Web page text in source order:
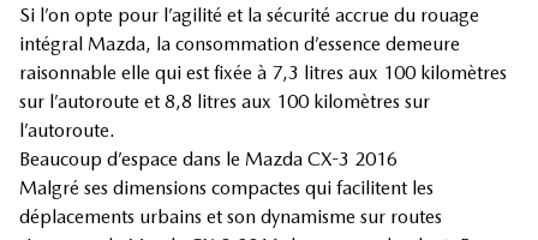
Si l’on opte pour l’agilité et la sécurité accrue du rouage
intégral Mazda, la consommation d’essence demeure
raisonnable elle qui est fixée à 7,3 litres aux 100 kilomètres
sur l’autoroute et 8,8 litres aux 100 kilomètres sur
l’autoroute.
Beaucoup d’espace dans le Mazda CX-3 2016
Malgré ses dimensions compactes qui facilitent les
déplacements urbains et son dynamisme sur routes